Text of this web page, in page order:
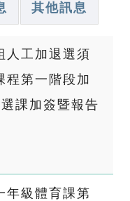
其他訊息
人工加退選須
程第一階段加
課加簽暨報告
年級體育課第